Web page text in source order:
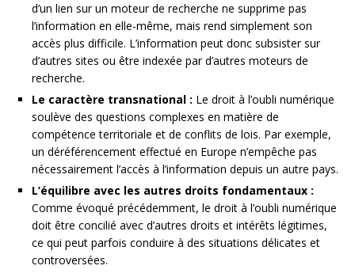
d’un lien sur un moteur de recherche ne supprime pas
l’information en elle-même, mais rend simplement son
accès plus difficile. L’information peut donc subsister sur
d’autres sites ou être indexée par d’autres moteurs de
recherche.
Le caractère transnational : Le droit à l’oubli numérique
soulève des questions complexes en matière de
compétence territoriale et de conflits de lois. Par exemple,
un déréférencement effectué en Europe n’empêche pas
nécessairement l’accès à l’information depuis un autre pays.
L’équilibre avec les autres droits fondamentaux :
Comme évoqué précédemment, le droit à l’oubli numérique
doit être concilié avec d’autres droits et intérêts légitimes,
ce qui peut parfois conduire à des situations délicates et
controversées.